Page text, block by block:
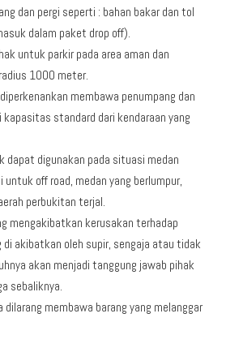
dan pergi seperti : bahan bakar dan tol
dalam paket drop off).
untuk parkir pada area aman dan
1000 meter.
membawa penumpang dan
kapasitas standard dari kendaraan yang
dapat digunakan pada situasi medan
off road, medan yang berlumpur,
perbukitan terjal.
mengakibatkan kerusakan terhadap
di akibatkan oleh supir, sengaja atau tidak
akan menjadi tanggung jawab pihak
sebaliknya.
dilarang membawa barang yang melanggar